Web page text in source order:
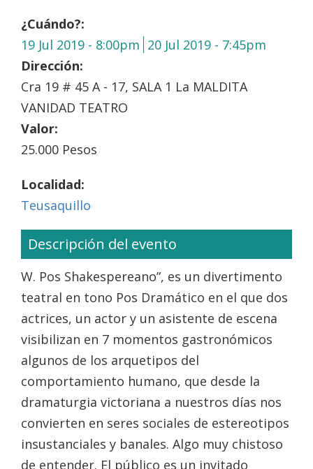
¿Cuándo?:
19 Jul 2019 - 8:00pm 20 Jul 2019 - 7:45pm
Dirección:
Cra 19 # 45 A - 17, SALA 1 La MALDITA
VANIDAD TEATRO
Valor:
25.000 Pesos
Localidad:
Teusaquillo
Descripción del evento
W. Pos Shakespereano”, es un divertimento
teatral en tono Pos Dramático en el que dos
actrices, un actor y un asistente de escena
visibilizan en 7 momentos gastronómicos
algunos de los arquetipos del
comportamiento humano, que desde la
dramaturgia victoriana a nuestros días nos
convierten en seres sociales de estereotipos
insustanciales y banales. Algo muy chistoso
de entender. El público es un invitado